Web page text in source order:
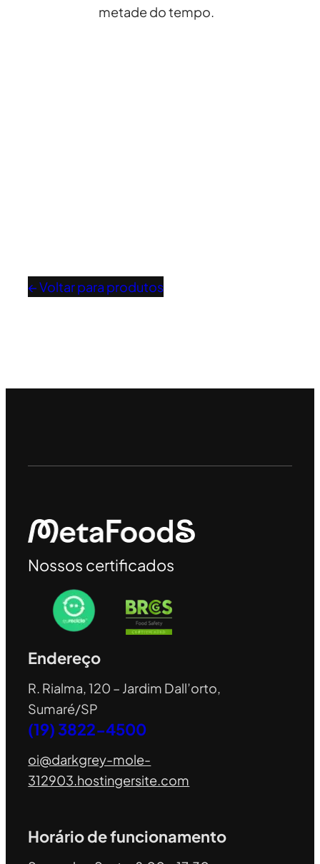
metade do tempo.
← Voltar para produtos
Nossos certificados
Endereço
R. Rialma, 120 – Jardim Dall’orto,
Sumaré/SP
(19) 3822-4500
oi@darkgrey-mole-
312903.hostingersite.com
Horário de funcionamento